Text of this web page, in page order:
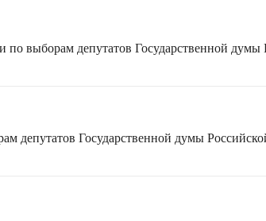
по выборам депутатов Государственной
депутатов Государственной думы